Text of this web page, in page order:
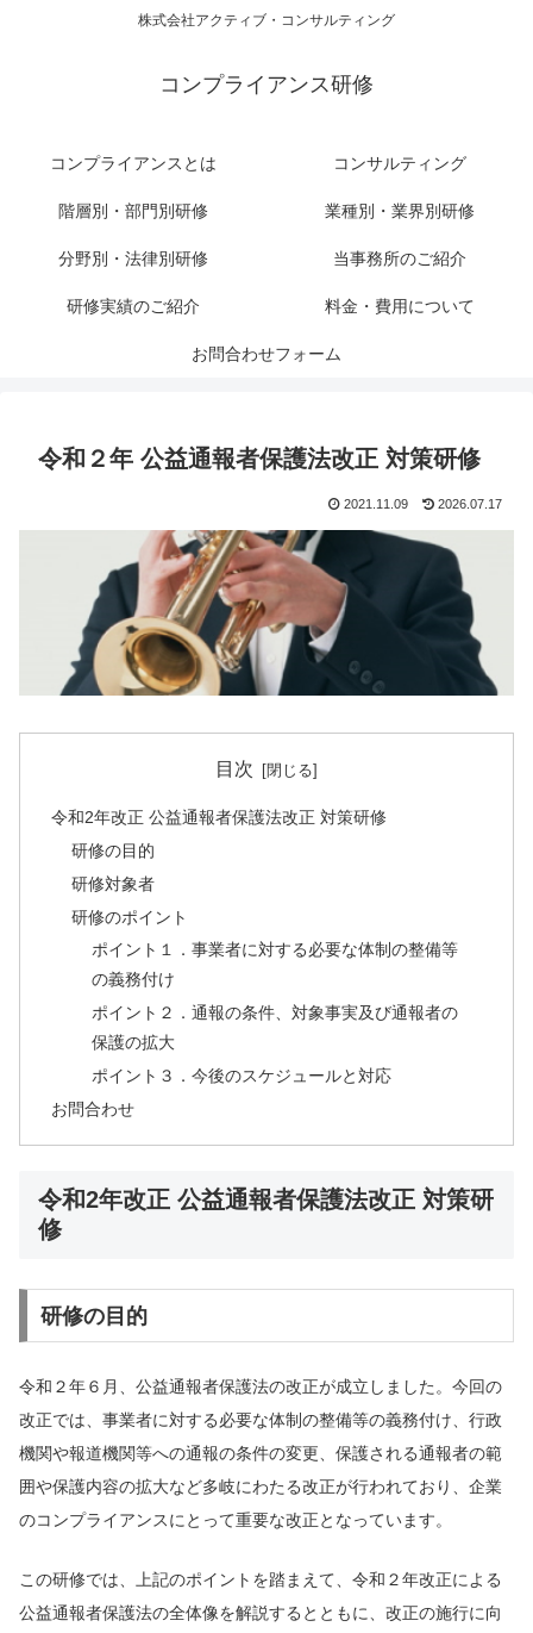
株式会社アクティブ・コンサルティング
コンプライアンス研修
コンプライアンスとは コンサルティング
階層別・部門別研修 業種別・業界別研修
分野別・法律別研修 当事務所のご紹介
研修実績のご紹介 料金・費用について
お問合わせフォーム
令和２年 公益通報者保護法改正 対策研修
2021.11.09 2026.07.17
目次
令和2年改正 公益通報者保護法改正 対策研修
研修の目的
研修対象者
研修のポイント
ポイント１．事業者に対する必要な体制の整備等
の義務付け
ポイント２．通報の条件、対象事実及び通報者の
保護の拡大
ポイント３．今後のスケジュールと対応
お問合わせ
令和2年改正 公益通報者保護法改正 対策研
修
研修の目的
令和２年６月、公益通報者保護法の改正が成立しました。今回の
改正では、事業者に対する必要な体制の整備等の義務付け、行政
機関や報道機関等への通報の条件の変更、保護される通報者の範
囲や保護内容の拡大など多岐にわたる改正が行われており、企業
のコンプライアンスにとって重要な改正となっています。
この研修では、上記のポイントを踏まえて、令和２年改正による
公益通報者保護法の全体像を解説するとともに、改正の施行に向